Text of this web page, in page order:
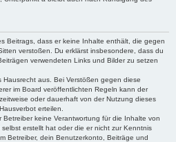
Beitrags, dass er keine Inhalte enthält, die gegen
verstoßen. Du erklärst insbesondere, dass du
verwendeten Links und Bilder zu setzen
aus. Bei Verstößen gegen diese
im Board veröffentlichten Regeln kann der
oder dauerhaft von der Nutzung dieses
erteilen.
Betreiber keine Verantwortung für die Inhalte von
erstellt hat oder die er nicht zur Kenntnis
Betreiber, dein Benutzerkonto, Beiträge und